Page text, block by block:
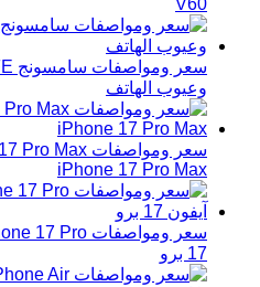
V60
وعيوب الهاتف
iPhone 17 Pro Max
17 برو